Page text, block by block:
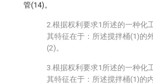
管(14)。
2.根据权利要求1所述的一种化
其特征在于：所述搅拌桶(1)的
(2)。
3.根据权利要求1所述的一种化
其特征在于：所述搅拌桶(1)的